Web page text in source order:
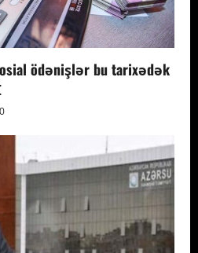
ödənişlər bu tarixədək
0